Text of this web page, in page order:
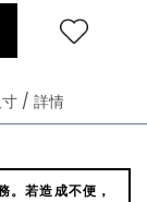
/ 詳情
若造成不便，